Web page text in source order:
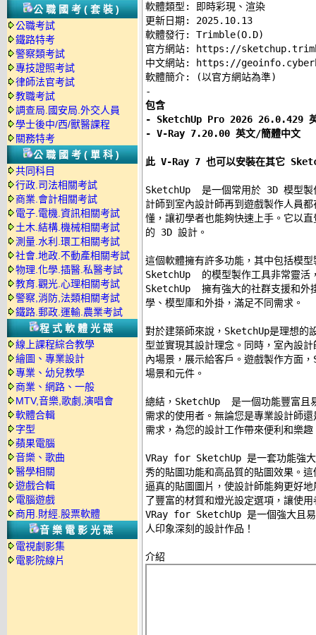
公職國考(套裝)
公職考試
鐵路特考
警察類考試
專技證照考試
律師法官考試
教職考試
調查局.國安局.外交人員
學士後中/西/獸醫課程
關務特考
公職國考(單科)
共同科目
行政.司法相關考試
商業.會計相關考試
電子.電機.資訊相關考試
土木.結構.機械相關考試
測量.水利.環工相關考試
社會.地政.不動產相關考試
物理.化學.插醫.私醫考試
教育.觀光.心理相關考試
警察,消防,法類相關考試
鐵路.郵政.運輸.農業考試
程式軟體光碟
線上課程綜合教學
繪圖、專業設計
專業、幼兒教學
商業、網路、一般
MTV,音樂,歌劇,演唱會
軟體合輯
字型
蘋果電腦
音樂、歌曲
醫學相關
遊戲合輯
電腦遊戲
商用.財經.股票軟體
音樂電影光碟
電視劇影集
電影院線片
軟體類型: 即時彩現、渲染
更新日期: 2025.10.13
軟體發行: Trimble(O.D)
官方網站:
https://
中文網站:
https://
-
包含
- SketchUp Pro 2026 26.0.429
- V-Ray 7.20.00 英文/簡體中文
此 V-Ray 7 也可以安裝在其它
SketchUp  是一個常用於 3D 模型製
計師到室內設計師再到遊戲製作人員
懂，讓初學者也能夠快速上手。它以
的 3D 設計。
這個軟體擁有許多功能，其中包括模
SketchUp  的模型製作工具非常靈活
SketchUp  擁有強大的社群支援和外
學、模型庫和外掛，滿足不同需求。
對於建築師來說，SketchUp是理想的
型並實現其設計理念。同時，室內設
內場景，展示給客戶。遊戲製作方面
場景和元件。
總結，SketchUp  是一個功能豐富
需求的使用者。無論您是專業設計師
需求，為您的設計工作帶來便利和樂
VRay for SketchUp 是一套功能強
秀的貼圖功能和高品質的貼圖效果。
逼真的貼圖圖片，使設計師能夠更
了豐富的材質和燈光設定選項，讓使
VRay for SketchUp 是一個強大且易
人印象深刻的設計作品！